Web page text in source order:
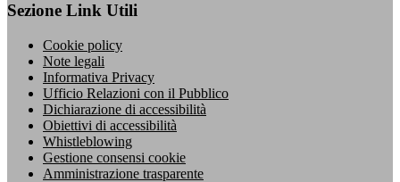
Sezione Link Utili
Cookie policy
Note legali
Informativa Privacy
Ufficio Relazioni con il Pubblico
Dichiarazione di accessibilità
Obiettivi di accessibilità
Whistleblowing
Gestione consensi cookie
Amministrazione trasparente